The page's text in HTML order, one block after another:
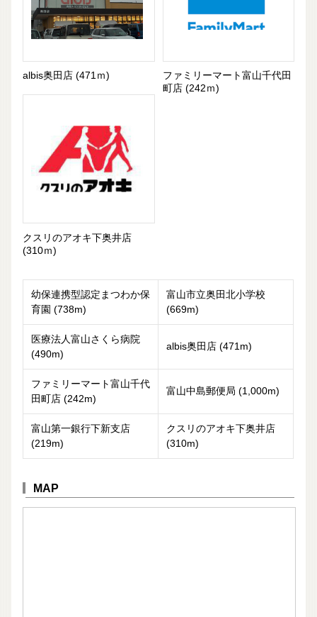
albis奥田店 (471ｍ)
ファミリーマート富山千代田
町店 (242ｍ)
クスリのアオキ下奥井店
(310ｍ)
幼保連携型認定まつわか保
育園 (738m)
富山市立奥田北小学校
(669m)
医療法人富山さくら病院
(490m)
albis奥田店 (471m)
ファミリーマート富山千代
田町店 (242m)
富山中島郵便局 (1,000m)
富山第一銀行下新支店
(219m)
クスリのアオキ下奥井店
(310m)
MAP